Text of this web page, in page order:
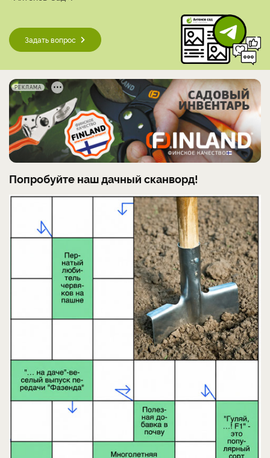
Задать вопрос
РЕКЛАМА
Попробуйте наш дачный сканворд!